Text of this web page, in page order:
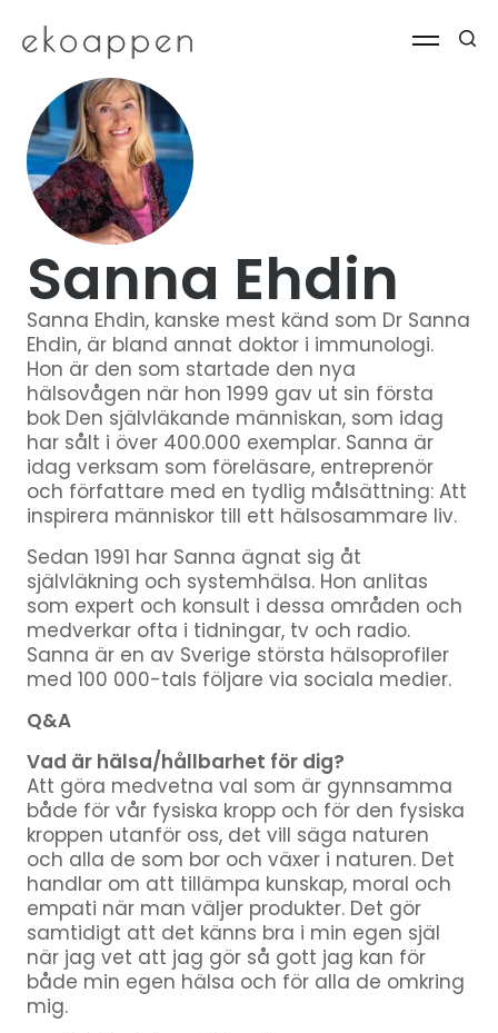
Sanna Ehdin
Sanna Ehdin, kanske mest känd som Dr Sanna
Ehdin, är bland annat doktor i immunologi.
Hon är den som startade den nya
hälsovågen när hon 1999 gav ut sin första
bok Den självläkande människan, som idag
har sålt i över 400.000 exemplar. Sanna är
idag verksam som föreläsare, entreprenör
och författare med en tydlig målsättning: Att
inspirera människor till ett hälsosammare liv.
Sedan 1991 har Sanna ägnat sig åt
självläkning och systemhälsa. Hon anlitas
som expert och konsult i dessa områden och
medverkar ofta i tidningar, tv och radio.
Sanna är en av Sverige största hälsoprofiler
med 100 000-tals följare via sociala medier.
Q&A
Vad är hälsa/hållbarhet för dig?
Att göra medvetna val som är gynnsamma
både för vår fysiska kropp och för den fysiska
kroppen utanför oss, det vill säga naturen
och alla de som bor och växer i naturen. Det
handlar om att tillämpa kunskap, moral och
empati när man väljer produkter. Det gör
samtidigt att det känns bra i min egen själ
när jag vet att jag gör så gott jag kan för
både min egen hälsa och för alla de omkring
mig.